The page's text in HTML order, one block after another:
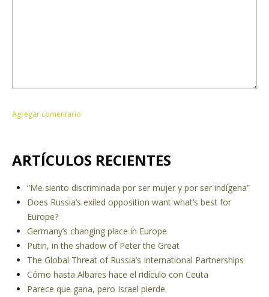
ARTÍCULOS RECIENTES
“Me siento discriminada por ser mujer y por ser indígena”
Does Russia’s exiled opposition want what’s best for
Europe?
Germany’s changing place in Europe
Putin, in the shadow of Peter the Great
The Global Threat of Russia’s International Partnerships
Cómo hasta Albares hace el ridículo con Ceuta
Parece que gana, pero Israel pierde